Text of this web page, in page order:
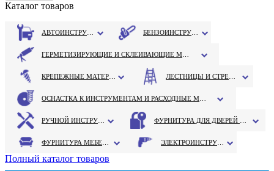
Каталог товаров
Полный каталог товаров